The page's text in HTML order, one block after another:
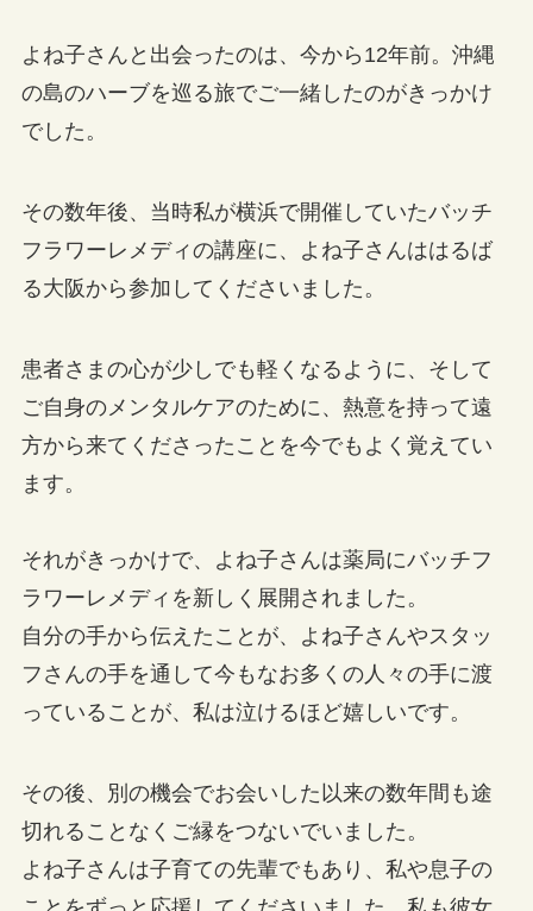
よね子さんと出会ったのは、今から12年前。沖縄
の島のハーブを巡る旅でご一緒したのがきっかけ
でした。
その数年後、当時私が横浜で開催していたバッチ
フラワーレメディの講座に、よね子さんははるば
る大阪から参加してくださいました。
患者さまの心が少しでも軽くなるように、そして
ご自身のメンタルケアのために、熱意を持って遠
方から来てくださったことを今でもよく覚えてい
ます。
それがきっかけで、よね子さんは薬局にバッチフ
ラワーレメディを新しく展開されました。
自分の手から伝えたことが、よね子さんやスタッ
フさんの手を通して今もなお多くの人々の手に渡
っていることが、私は泣けるほど嬉しいです。
その後、別の機会でお会いした以来の数年間も途
切れることなくご縁をつないでいました。
よね子さんは子育ての先輩でもあり、私や息子の